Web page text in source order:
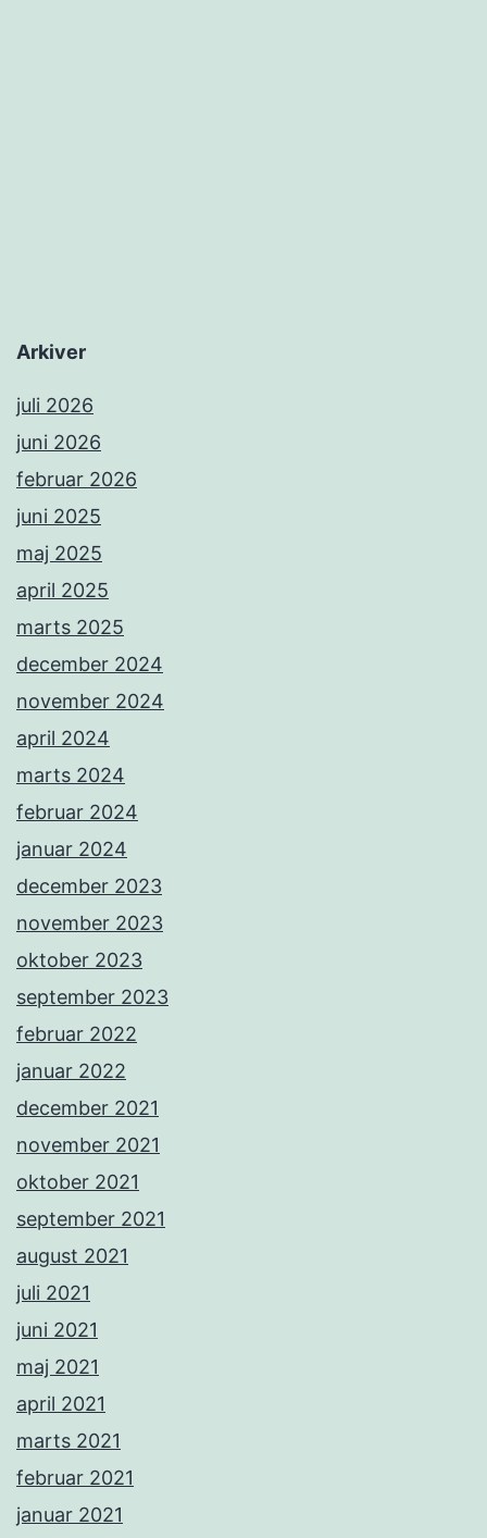
Arkiver
juli 2026
juni 2026
februar 2026
juni 2025
maj 2025
april 2025
marts 2025
december 2024
november 2024
april 2024
marts 2024
februar 2024
januar 2024
december 2023
november 2023
oktober 2023
september 2023
februar 2022
januar 2022
december 2021
november 2021
oktober 2021
september 2021
august 2021
juli 2021
juni 2021
maj 2021
april 2021
marts 2021
februar 2021
januar 2021